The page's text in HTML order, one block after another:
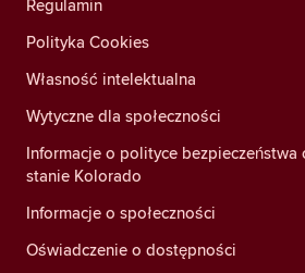
Regulamin
Polityka Cookies
Własność intelektualna
Wytyczne dla społeczności
Informacje o polityce
stanie Kolorado
Informacje o społeczności
Oświadczenie o dostępności